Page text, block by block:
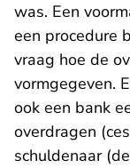
was. Een
een procedure
vraag hoe de
vormgegeven.
ook een bank
overdragen
schuldenaar